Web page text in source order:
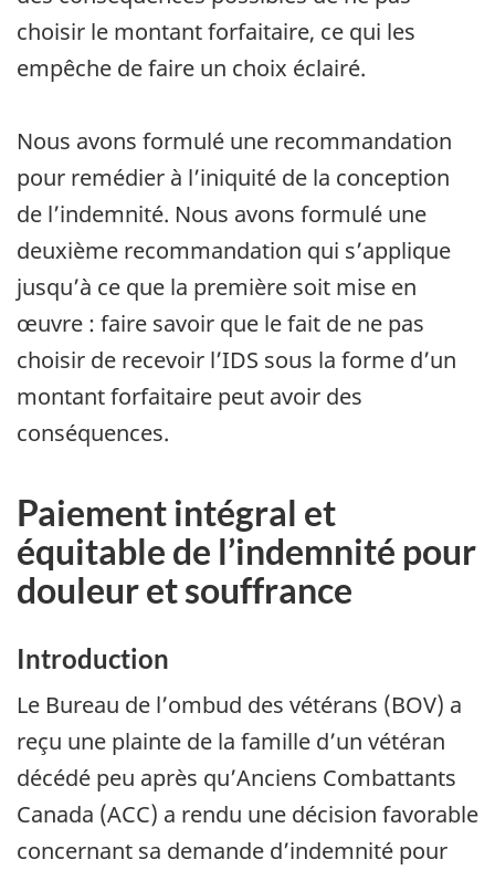
choisir le montant forfaitaire, ce qui les
empêche de faire un choix éclairé.
Nous avons formulé une recommandation
pour remédier à l’iniquité de la conception
de l’indemnité. Nous avons formulé une
deuxième recommandation qui s’applique
jusqu’à ce que la première soit mise en
œuvre : faire savoir que le fait de ne pas
choisir de recevoir l’IDS sous la forme d’un
montant forfaitaire peut avoir des
conséquences.
Paiement intégral et
équitable de l’indemnité pour
douleur et souffrance
Introduction
Le Bureau de l’ombud des vétérans (BOV) a
reçu une plainte de la famille d’un vétéran
décédé peu après qu’Anciens Combattants
Canada (ACC) a rendu une décision favorable
concernant sa demande d’indemnité pour